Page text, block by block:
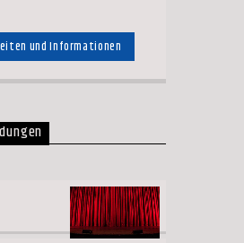
und Informationen